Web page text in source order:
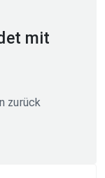
mit
zurück